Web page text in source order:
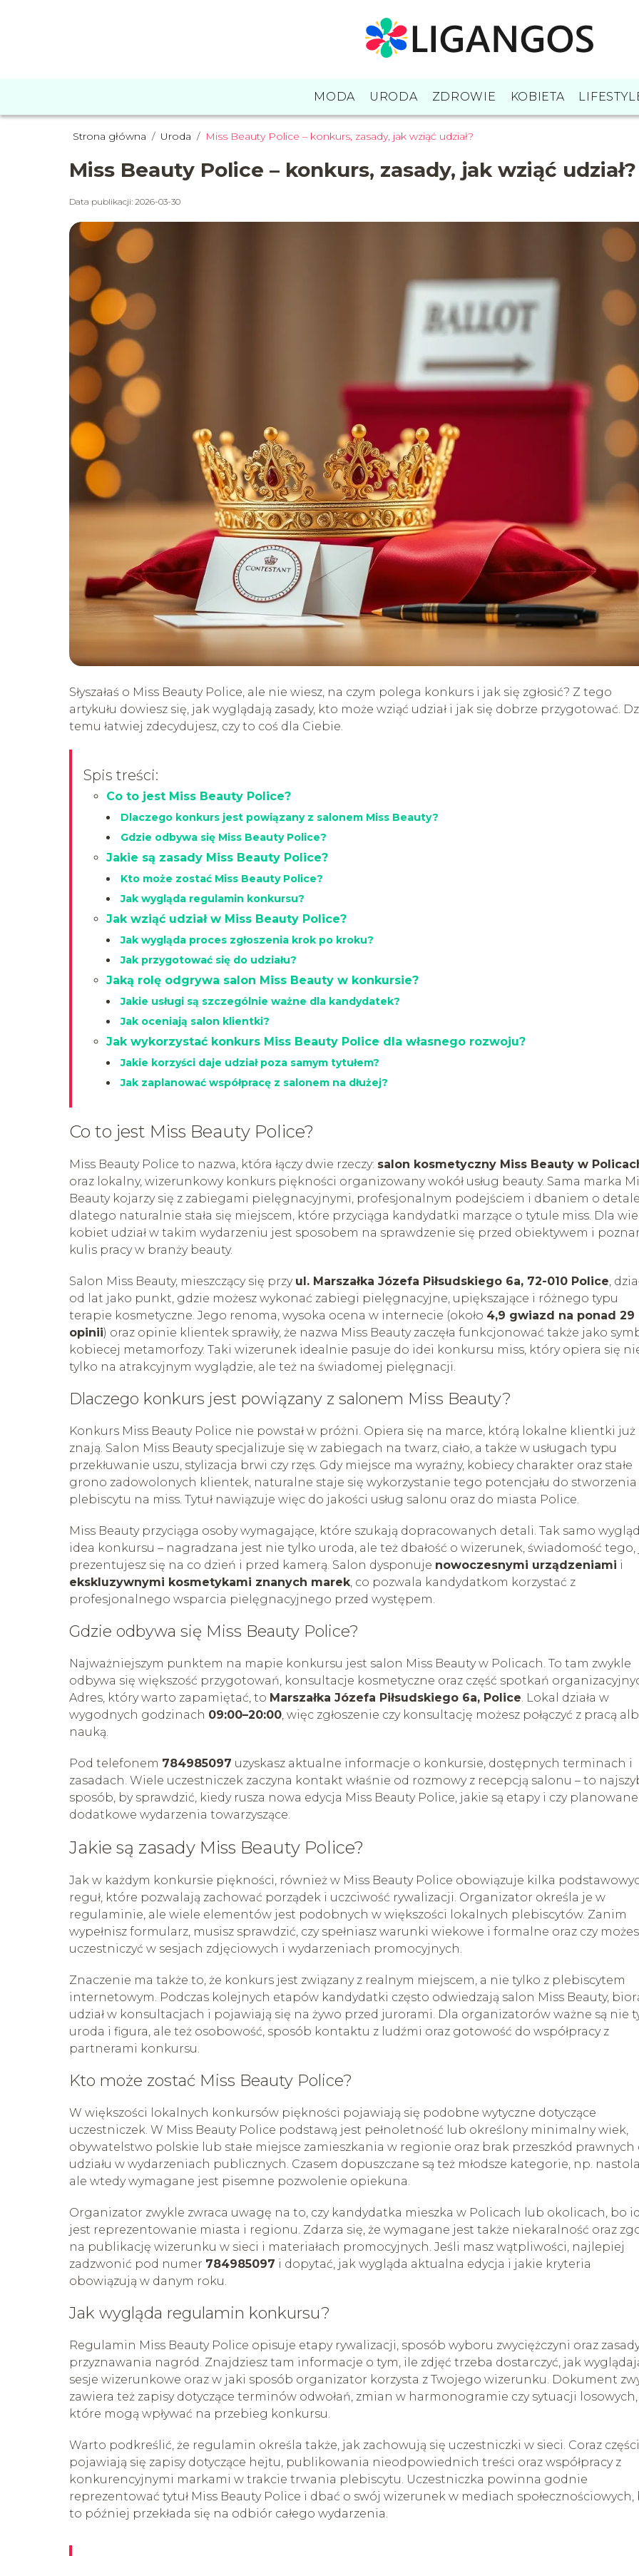
MODA URODA ZDROWIE KOBIETA
Strona główna / Uroda / Miss Beauty Police – konkurs, zasady, jak wziąć udział?
Miss Beauty Police – konkurs, zasady, jak wziąć udział?
Data publikacji: 2026-03-30
Słyszałaś o Miss Beauty Police, ale nie wiesz, na czym polega konkurs i jak się zgłosić? Z tego
artykułu dowiesz się, jak wyglądają zasady, kto może wziąć udział i jak się dobrze przygotować.
temu łatwiej zdecydujesz, czy to coś dla Ciebie.
Spis treści:
Co to jest Miss Beauty Police?
Dlaczego konkurs jest powiązany z salonem Miss Beauty?
Gdzie odbywa się Miss Beauty Police?
Jakie są zasady Miss Beauty Police?
Kto może zostać Miss Beauty Police?
Jak wygląda regulamin konkursu?
Jak wziąć udział w Miss Beauty Police?
Jak wygląda proces zgłoszenia krok po kroku?
Jak przygotować się do udziału?
Jaką rolę odgrywa salon Miss Beauty w konkursie?
Jakie usługi są szczególnie ważne dla kandydatek?
Jak oceniają salon klientki?
Jak wykorzystać konkurs Miss Beauty Police dla własnego rozwoju?
Jakie korzyści daje udział poza samym tytułem?
Jak zaplanować współpracę z salonem na dłużej?
Co to jest Miss Beauty Police?
Miss Beauty Police to nazwa, która łączy dwie rzeczy: salon kosmetyczny Miss Beauty w
oraz lokalny, wizerunkowy konkurs piękności organizowany wokół usług beauty. Sama marka
Beauty kojarzy się z zabiegami pielęgnacyjnymi, profesjonalnym podejściem i dbaniem o
dlatego naturalnie stała się miejscem, które przyciąga kandydatki marzące o tytule miss. Dla
kobiet udział w takim wydarzeniu jest sposobem na sprawdzenie się przed obiektywem i
kulis pracy w branży beauty.
Salon Miss Beauty, mieszczący się przy ul. Marszałka Józefa Piłsudskiego 6a, 72-010 Police,
od lat jako punkt, gdzie możesz wykonać zabiegi pielęgnacyjne, upiększające i różnego typu
terapie kosmetyczne. Jego renoma, wysoka ocena w internecie (około 4,9 gwiazd na ponad 29
opinii) oraz opinie klientek sprawiły, że nazwa Miss Beauty zaczęła funkcjonować także jako
kobiecej metamorfozy. Taki wizerunek idealnie pasuje do idei konkursu miss, który opiera się
tylko na atrakcyjnym wyglądzie, ale też na świadomej pielęgnacji.
Dlaczego konkurs jest powiązany z salonem Miss Beauty?
Konkurs Miss Beauty Police nie powstał w próżni. Opiera się na marce, którą lokalne klientki już
znają. Salon Miss Beauty specjalizuje się w zabiegach na twarz, ciało, a także w usługach typu
przekłuwanie uszu, stylizacja brwi czy rzęs. Gdy miejsce ma wyraźny, kobiecy charakter oraz stałe
grono zadowolonych klientek, naturalne staje się wykorzystanie tego potencjału do stworzenia
plebiscytu na miss. Tytuł nawiązuje więc do jakości usług salonu oraz do miasta Police.
Miss Beauty przyciąga osoby wymagające, które szukają dopracowanych detali. Tak samo
idea konkursu – nagradzana jest nie tylko uroda, ale też dbałość o wizerunek, świadomość tego,
prezentujesz się na co dzień i przed kamerą. Salon dysponuje nowoczesnymi urządzeniami i
ekskluzywnymi kosmetykami znanych marek, co pozwala kandydatkom korzystać z
profesjonalnego wsparcia pielęgnacyjnego przed występem.
Gdzie odbywa się Miss Beauty Police?
Najważniejszym punktem na mapie konkursu jest salon Miss Beauty w Policach. To tam zwykle
odbywa się większość przygotowań, konsultacje kosmetyczne oraz część spotkań
Adres, który warto zapamiętać, to Marszałka Józefa Piłsudskiego 6a, Police. Lokal działa w
wygodnych godzinach 09:00–20:00, więc zgłoszenie czy konsultację możesz połączyć z pracą
nauką.
Pod telefonem 784985097 uzyskasz aktualne informacje o konkursie, dostępnych terminach i
zasadach. Wiele uczestniczek zaczyna kontakt właśnie od rozmowy z recepcją salonu – to
sposób, by sprawdzić, kiedy rusza nowa edycja Miss Beauty Police, jakie są etapy i czy planowane
dodatkowe wydarzenia towarzyszące.
Jakie są zasady Miss Beauty Police?
Jak w każdym konkursie piękności, również w Miss Beauty Police obowiązuje kilka
reguł, które pozwalają zachować porządek i uczciwość rywalizacji. Organizator określa je w
regulaminie, ale wiele elementów jest podobnych w większości lokalnych plebiscytów. Zanim
wypełnisz formularz, musisz sprawdzić, czy spełniasz warunki wiekowe i formalne oraz czy
uczestniczyć w sesjach zdjęciowych i wydarzeniach promocyjnych.
Znaczenie ma także to, że konkurs jest związany z realnym miejscem, a nie tylko z plebiscytem
internetowym. Podczas kolejnych etapów kandydatki często odwiedzają salon Miss Beauty,
udział w konsultacjach i pojawiają się na żywo przed jurorami. Dla organizatorów ważne są nie
uroda i figura, ale też osobowość, sposób kontaktu z ludźmi oraz gotowość do współpracy z
partnerami konkursu.
Kto może zostać Miss Beauty Police?
W większości lokalnych konkursów piękności pojawiają się podobne wytyczne dotyczące
uczestniczek. W Miss Beauty Police podstawą jest pełnoletność lub określony minimalny wiek,
obywatelstwo polskie lub stałe miejsce zamieszkania w regionie oraz brak przeszkód prawnych
udziału w wydarzeniach publicznych. Czasem dopuszczane są też młodsze kategorie, np.
ale wtedy wymagane jest pisemne pozwolenie opiekuna.
Organizator zwykle zwraca uwagę na to, czy kandydatka mieszka w Policach lub okolicach, bo
jest reprezentowanie miasta i regionu. Zdarza się, że wymagane jest także niekaralność oraz
na publikację wizerunku w sieci i materiałach promocyjnych. Jeśli masz wątpliwości, najlepiej
zadzwonić pod numer 784985097 i dopytać, jak wygląda aktualna edycja i jakie kryteria
obowiązują w danym roku.
Jak wygląda regulamin konkursu?
Regulamin Miss Beauty Police opisuje etapy rywalizacji, sposób wyboru zwyciężczyni oraz
przyznawania nagród. Znajdziesz tam informacje o tym, ile zdjęć trzeba dostarczyć, jak
sesje wizerunkowe oraz w jaki sposób organizator korzysta z Twojego wizerunku. Dokument
zawiera też zapisy dotyczące terminów odwołań, zmian w harmonogramie czy sytuacji losowych,
które mogą wpływać na przebieg konkursu.
Warto podkreślić, że regulamin określa także, jak zachowują się uczestniczki w sieci. Coraz
pojawiają się zapisy dotyczące hejtu, publikowania nieodpowiednich treści oraz współpracy z
konkurencyjnymi markami w trakcie trwania plebiscytu. Uczestniczka powinna godnie
reprezentować tytuł Miss Beauty Police i dbać o swój wizerunek w mediach społecznościowych,
to później przekłada się na odbiór całego wydarzenia.